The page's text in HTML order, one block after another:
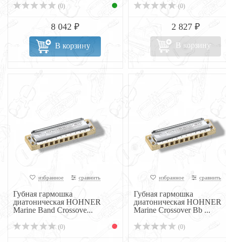
(0)
8 042 ₽
В корзину
(0)
2 827 ₽
В корзину
избранное сравнить
Губная гармошка
диатоническая HOHNER
Marine Band Crossove...
(0)
избранное сравнить
Губная гармошка
диатоническая HOHNER
Marine Crossover Bb ...
(0)